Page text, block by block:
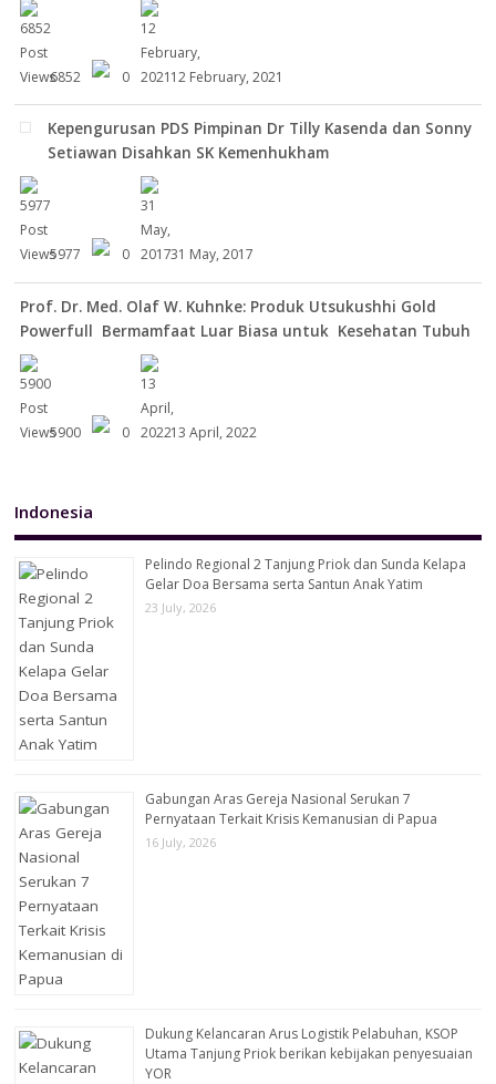
6852 0 12 February, 2021
Kepengurusan PDS Pimpinan Dr Tilly Kasenda dan Sonny
Setiawan Disahkan SK Kemenhukham
5977 0 31 May, 2017
Prof. Dr. Med. Olaf W. Kuhnke: Produk Utsukushhi Gold
Powerfull Bermamfaat Luar Biasa untuk Kesehatan Tubuh
5900 0 13 April, 2022
Indonesia
Pelindo Regional 2 Tanjung Priok dan Sunda Kelapa
Gelar Doa Bersama serta Santun Anak Yatim
23 July, 2026
Gabungan Aras Gereja Nasional Serukan 7
Pernyataan Terkait Krisis Kemanusian di Papua
16 July, 2026
Dukung Kelancaran Arus Logistik Pelabuhan, KSOP
Utama Tanjung Priok berikan kebijakan penyesuaian
YOR